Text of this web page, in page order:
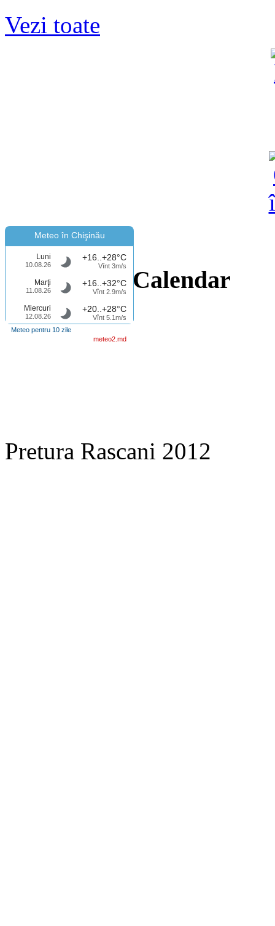
Vezi toate
Meteo în Chişinău
Luni
10.08.26
+16..+28°C
Vînt 3m/s
Marţi
11.08.26
+16..+32°C
Vînt 2.9m/s
Miercuri
12.08.26
+20..+28°C
Vînt 5.1m/s
Meteo pentru 10 zile
meteo2.md
Calendar
Pretura Rascani 2012